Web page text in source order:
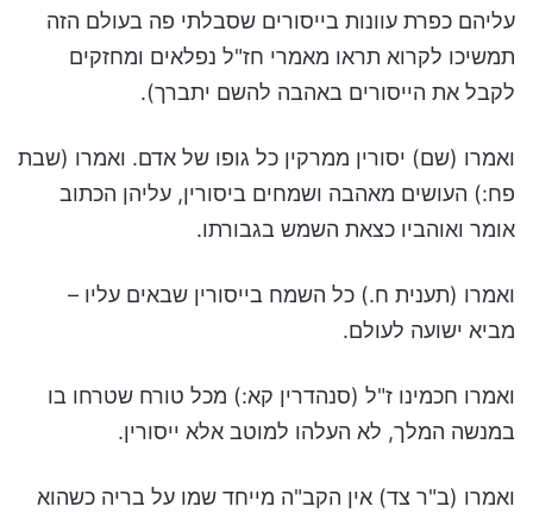
עליהם כפרת עוונות בייסורים שסבלתי פה בעולם הזה
תמשיכו לקרוא תראו מאמרי חז"ל נפלאים ומחזקים
לקבל את הייסורים באהבה להשם יתברך).
ואמרו (שם) יסורין ממרקין כל גופו של אדם. ואמרו (שבת
פח:) העושים מאהבה ושמחים ביסורין, עליהן הכתוב
אומר ואוהביו כצאת השמש בגבורתו.
ואמרו (תענית ח.) כל השמח בייסורין שבאים עליו –
מביא ישועה לעולם.
ואמרו חכמינו ז"ל (סנהדרין קא:) מכל טורח שטרחו בו
במנשה המלך, לא העלהו למוטב אלא ייסורין.
ואמרו (ב"ר צד) אין הקב"ה מייחד שמו על בריה כשהוא